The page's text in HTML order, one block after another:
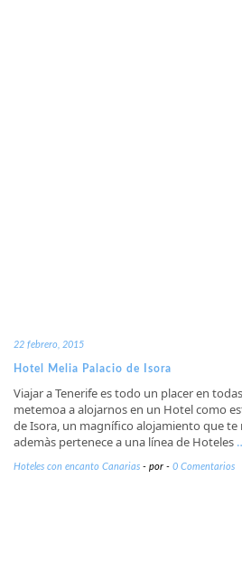
22 febrero, 2015
Hotel Melia Palacio de Isora
Viajar a Tenerife es todo un placer en
metemoa a alojarnos en un Hotel como
de Isora, un magnífico alojamiento que
ademàs pertenece a una línea de Hoteles
Hoteles con encanto Canarias - por - 0 Comentarios